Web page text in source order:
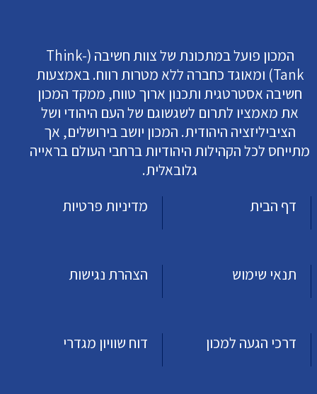
המכון פועל במתכונת של צוות חשיבה (Think-
Tank) ומאוגד כחברה ללא מטרות רווח. באמצעות
חשיבה אסטרטגית ותכנון ארוך טווח, ממקד המכון
את מאמציו לתרום לשגשוגם של העם היהודי ושל
הציביליזציה היהודית. המכון יושב בירושלים, אך
מתייחס לכל הקהילות היהודיות ברחבי העולם בראייה
גלובאלית.
דף הבית
מדיניות פרטיות
תנאי שימוש הצהרת נגישות
דרכי הגעה למכון דוח שוויון מגדרי